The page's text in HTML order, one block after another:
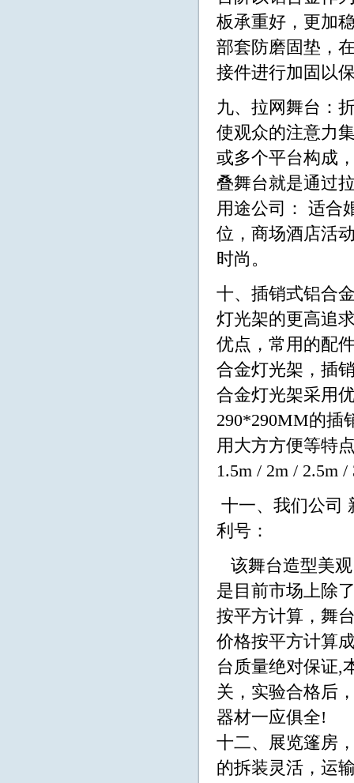
板承重好，更加
部套防磨固垫，
接件进行加固以
九、拉网舞台：
使观众的注意力
或多个平台构成
叠舞台就是通过
用途公司： 适合
位，商场酒店活
时尚。
十、插销式铝合
灯光架的更高追
优点，常用的配
合金灯光架，插
合金灯光架采用
290*290MM的插
用大方方便等特
1.5m / 2m / 2.5m
十一、我们公司
利号：
该舞台造型美
是目前市场上除
按平方计算，舞
价格按平方计算
台质量绝对保证,
关，实验合格后
器材一应俱全!
十二、展览篷房
的拆装灵活，运